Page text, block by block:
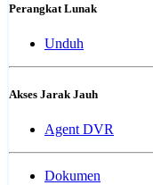
Perangkat Lunak
Unduh
Akses Jarak Jauh
Agent DVR
Dokumen